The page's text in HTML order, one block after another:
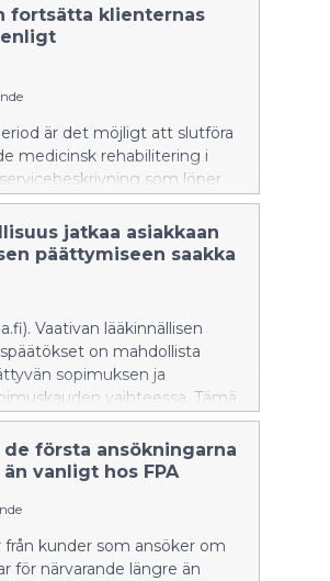
av organiserad
som hänför sig till
vara en del av en mer
ska FPA
fortsätta klienternas
är det möjligt att slutföra
medicinsk rehabilitering i
som löper
serviceproducenter som för
krävande medicinsk
jatkaa asiakkaan
päättymiseen saakka
Vaativan lääkinnällisen
on mahdollista
sopimuksen ja
vaihteessa. Tämä
kuntoutuksen
första ansökningarna
vanligt hos FPA
kunder som ansöker om
för närvarande längre än